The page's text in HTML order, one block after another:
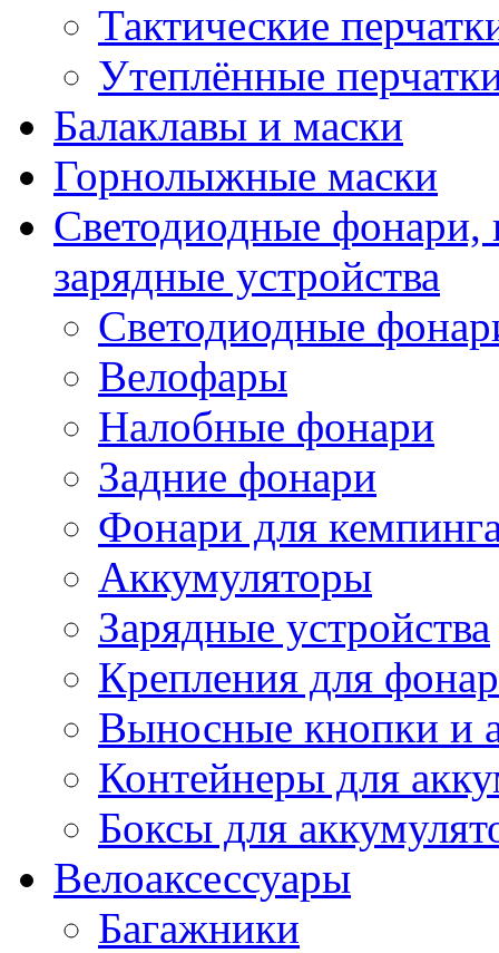
Тактические
Утеплённые
Балаклавы и маски
Горнолыжные маски
Светодиодные фонари,
зарядные устройства
Светодиодные
Велофары
Налобные фонари
Задние фонари
Фонари для
Аккумуляторы
Зарядные устройства
Крепления для
Выносные кнопки и
Контейнеры для
Боксы для
Велоаксессуары
Багажники